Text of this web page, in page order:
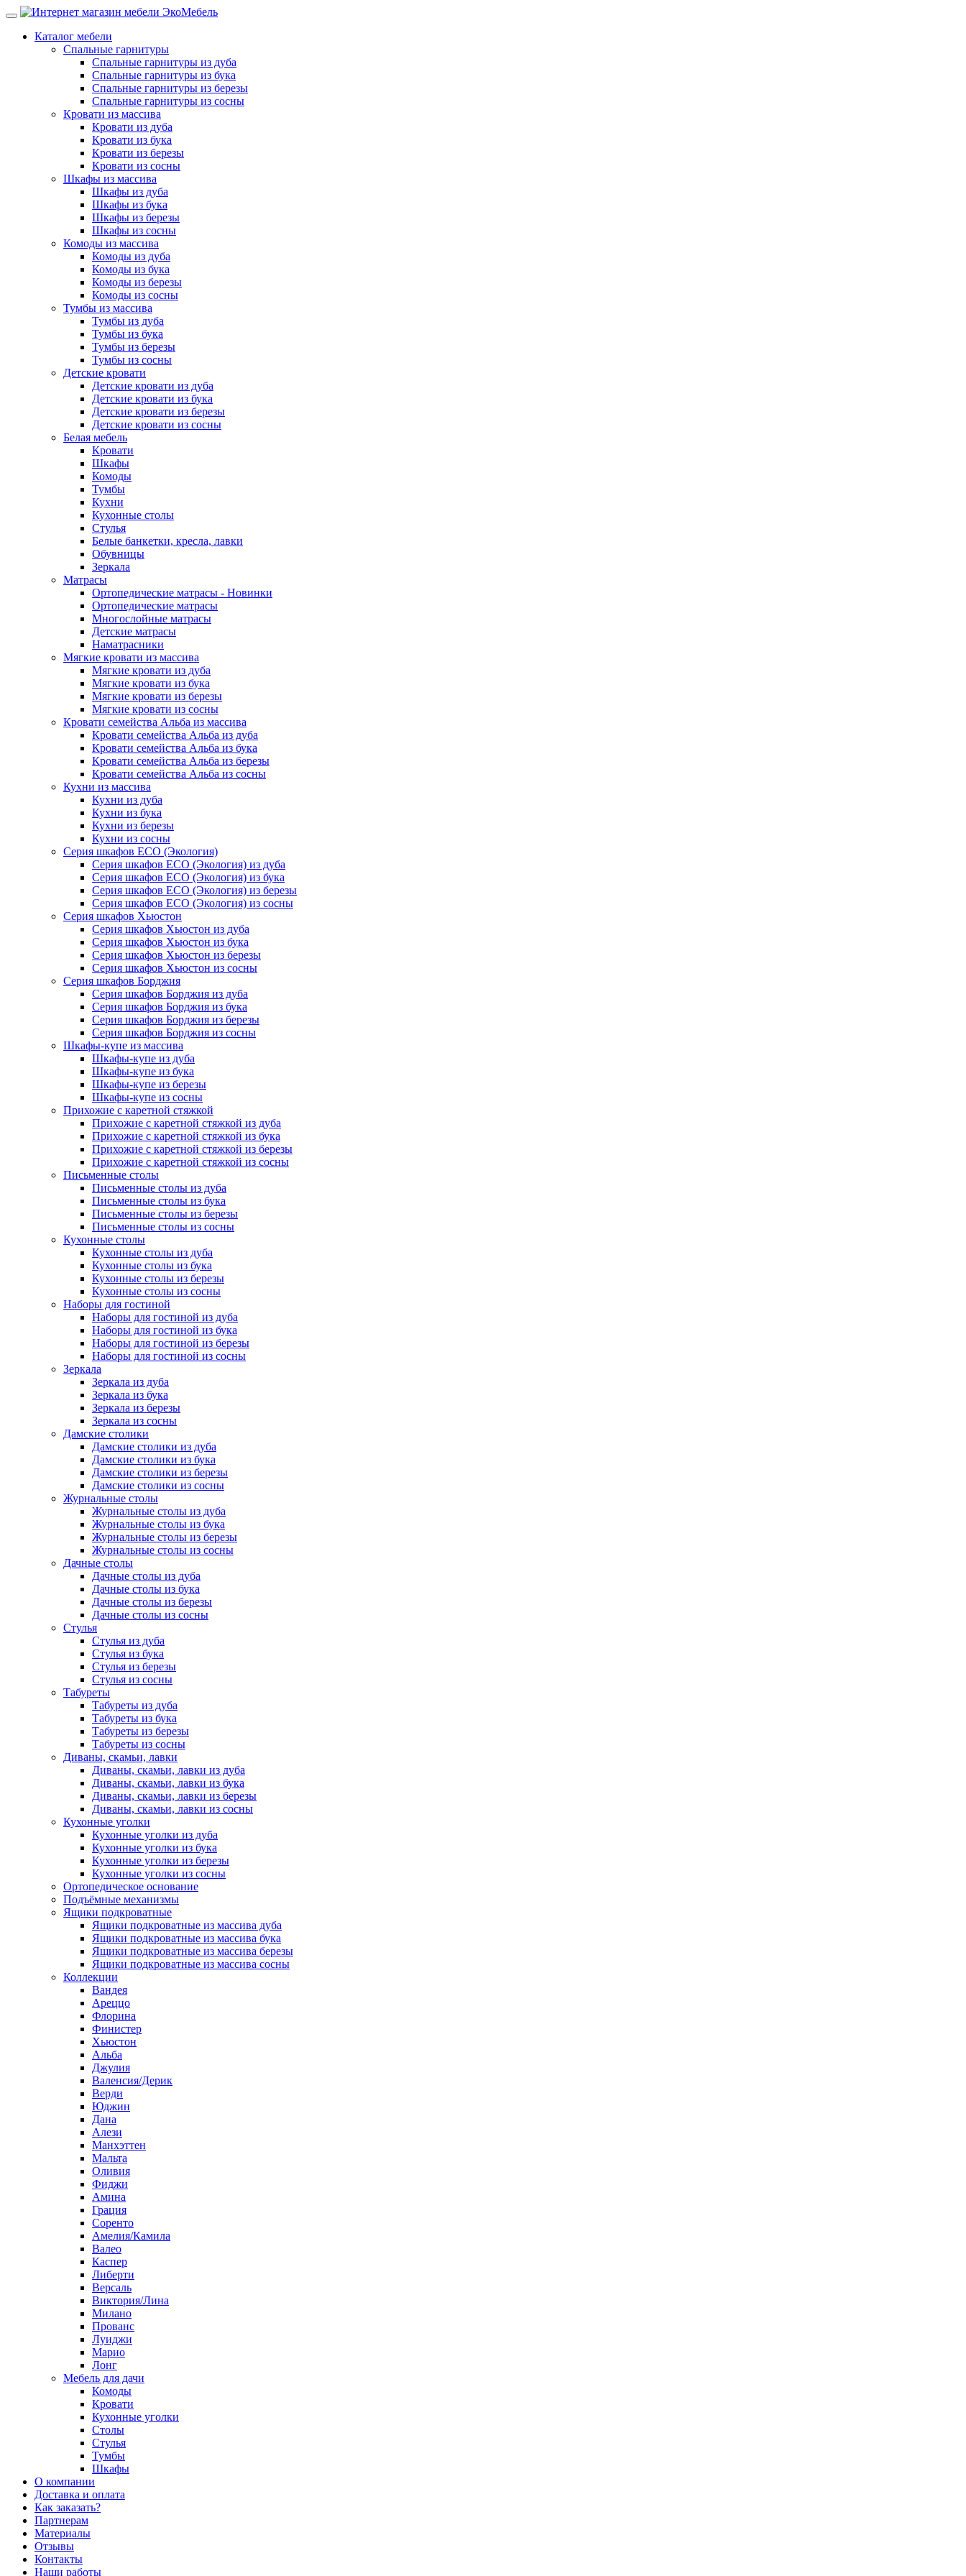
Каталог мебели
Спальные гарнитуры
Спальные гарнитуры из дуба
Спальные гарнитуры из бука
Спальные гарнитуры из березы
Спальные гарнитуры из сосны
Кровати из массива
Кровати из дуба
Кровати из бука
Кровати из березы
Кровати из сосны
Шкафы из массива
Шкафы из дуба
Шкафы из бука
Шкафы из березы
Шкафы из сосны
Комоды из массива
Комоды из дуба
Комоды из бука
Комоды из березы
Комоды из сосны
Тумбы из массива
Тумбы из дуба
Тумбы из бука
Тумбы из березы
Тумбы из сосны
Детские кровати
Детские кровати из дуба
Детские кровати из бука
Детские кровати из березы
Детские кровати из сосны
Белая мебель
Кровати
Шкафы
Комоды
Тумбы
Кухни
Кухонные столы
Стулья
Белые банкетки, кресла, лавки
Обувницы
Зеркала
Матрасы
Ортопедические матрасы - Новинки
Ортопедические матрасы
Многослойные матрасы
Детские матрасы
Наматрасники
Мягкие кровати из массива
Мягкие кровати из дуба
Мягкие кровати из бука
Мягкие кровати из березы
Мягкие кровати из сосны
Кровати семейства Альба из массива
Кровати семейства Альба из дуба
Кровати семейства Альба из бука
Кровати семейства Альба из березы
Кровати семейства Альба из сосны
Кухни из массива
Кухни из дуба
Кухни из бука
Кухни из березы
Кухни из сосны
Серия шкафов ECO (Экология)
Серия шкафов ECO (Экология) из дуба
Серия шкафов ECO (Экология) из бука
Серия шкафов ECO (Экология) из березы
Серия шкафов ECO (Экология) из сосны
Серия шкафов Хьюстон
Серия шкафов Хьюстон из дуба
Серия шкафов Хьюстон из бука
Серия шкафов Хьюстон из березы
Серия шкафов Хьюстон из сосны
Серия шкафов Борджия
Серия шкафов Борджия из дуба
Серия шкафов Борджия из бука
Серия шкафов Борджия из березы
Серия шкафов Борджия из сосны
Шкафы-купе из массива
Шкафы-купе из дуба
Шкафы-купе из бука
Шкафы-купе из березы
Шкафы-купе из сосны
Прихожие с каретной стяжкой
Прихожие с каретной стяжкой из дуба
Прихожие с каретной стяжкой из бука
Прихожие с каретной стяжкой из березы
Прихожие с каретной стяжкой из сосны
Письменные столы
Письменные столы из дуба
Письменные столы из бука
Письменные столы из березы
Письменные столы из сосны
Кухонные столы
Кухонные столы из дуба
Кухонные столы из бука
Кухонные столы из березы
Кухонные столы из сосны
Наборы для гостиной
Наборы для гостиной из дуба
Наборы для гостиной из бука
Наборы для гостиной из березы
Наборы для гостиной из сосны
Зеркала
Зеркала из дуба
Зеркала из бука
Зеркала из березы
Зеркала из сосны
Дамские столики
Дамские столики из дуба
Дамские столики из бука
Дамские столики из березы
Дамские столики из сосны
Журнальные столы
Журнальные столы из дуба
Журнальные столы из бука
Журнальные столы из березы
Журнальные столы из сосны
Дачные столы
Дачные столы из дуба
Дачные столы из бука
Дачные столы из березы
Дачные столы из сосны
Стулья
Стулья из дуба
Стулья из бука
Стулья из березы
Стулья из сосны
Табуреты
Табуреты из дуба
Табуреты из бука
Табуреты из березы
Табуреты из сосны
Диваны, скамьи, лавки
Диваны, скамьи, лавки из дуба
Диваны, скамьи, лавки из бука
Диваны, скамьи, лавки из березы
Диваны, скамьи, лавки из сосны
Кухонные уголки
Кухонные уголки из дуба
Кухонные уголки из бука
Кухонные уголки из березы
Кухонные уголки из сосны
Ортопедическое основание
Подъёмные механизмы
Ящики подкроватные
Ящики подкроватные из массива дуба
Ящики подкроватные из массива бука
Ящики подкроватные из массива березы
Ящики подкроватные из массива сосны
Коллекции
Вандея
Ареццо
Флорина
Финистер
Хьюстон
Альба
Джулия
Валенсия/Дерик
Верди
Юджин
Дана
Алези
Манхэттен
Мальта
Оливия
Фиджи
Амина
Грация
Соренто
Амелия/Камила
Валео
Каспер
Либерти
Версаль
Виктория/Лина
Милано
Прованс
Луиджи
Марио
Лонг
Мебель для дачи
Комоды
Кровати
Кухонные уголки
Столы
Стулья
Тумбы
Шкафы
О компании
Доставка и оплата
Как заказать?
Партнерам
Материалы
Отзывы
Контакты
Наши работы